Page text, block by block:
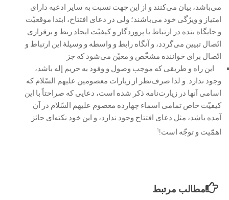
می‌باشد، بیان می‌کنند و از این جهت نسبت به سایر ادعیه دارای
امتیاز و ویژگی خود می‌باشند؛ ولی در دعای افتتاح، ابتدا موقعیّت
و جایگاه بنده در ارتباط با پروردگار و کیفیّت ایجاد ربط و برقراری
اتّصال تبیین می‌گردد، و آنگاه رابط و واسطه و وسیلۀ این ارتباط و
اتّصال برای خواننده مشخّص و معیّن می‌شود که جز
این راه و طریقی که موجب وصول و وفود به حریم إله باشد،
وجود ندارد. و لذا صرف‌نظر از زیارات معصومین علیهم السّلام که
اسامی آنها در زیارت‌نامه ذکر شده است، دعایی که صراحتاً با این
کیفیّت خاص تمامی اسماء چهارده معصوم علیهم السّلام در آن
آمده باشد، مثل دعای افتتاح وجود ندارد، و این خود نکته‌ای حائز
اهمّیت و توجّه است!1
مطالب مرتبط